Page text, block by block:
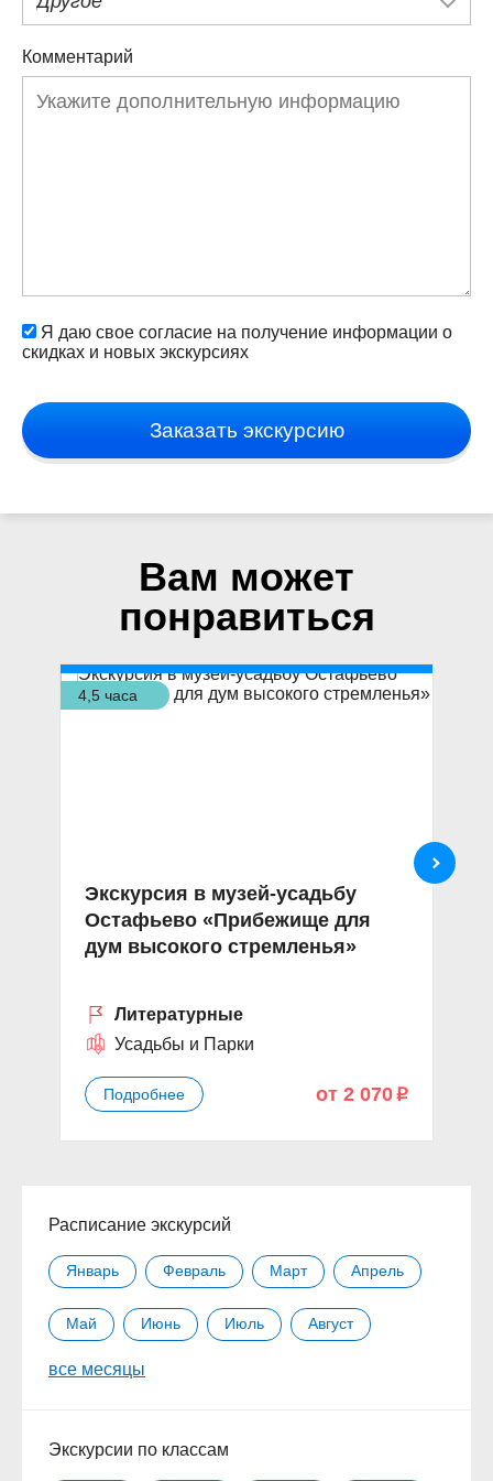
Комментарий
Я даю свое согласие на получение информации о
скидках и новых экскурсиях
Заказать экскурсию
Вам может
понравиться
4,5 часа
Экскурсия в музей-усадьбу
Остафьево «Прибежище для
дум высокого стремленья»
Литературные
Усадьбы и Парки
Подробнее от 2 070 p
Расписание экскурсий
Январь Февраль Март Апрель
Май Июнь Июль Август
Сентябрь
все месяцы
Экскурсии по классам